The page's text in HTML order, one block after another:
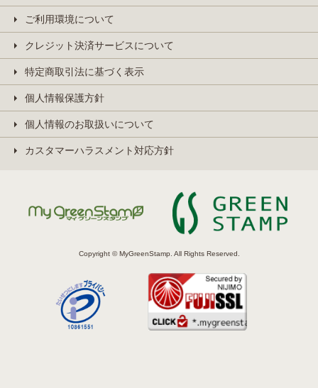
ご利用環境について
クレジット決済サービスについて
特定商取引法に基づく表示
個人情報保護方針
個人情報のお取扱いについて
カスタマーハラスメント対応方針
Copyright © MyGreenStamp. All Rights Reserved.